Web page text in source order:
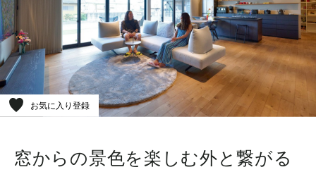
お気に入り登録
窓からの景色を楽しむ外と繋がる